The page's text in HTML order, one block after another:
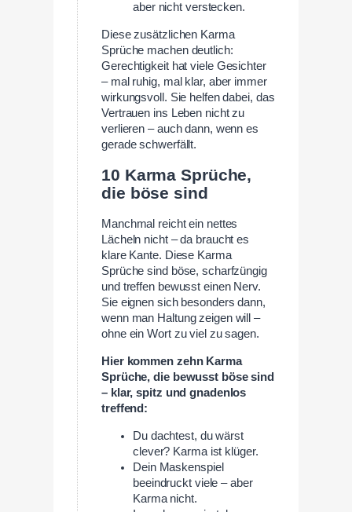
aber nicht verstecken.
Diese zusätzlichen Karma
Sprüche machen deutlich:
Gerechtigkeit hat viele Gesichter
– mal ruhig, mal klar, aber immer
wirkungsvoll. Sie helfen dabei, das
Vertrauen ins Leben nicht zu
verlieren – auch dann, wenn es
gerade schwerfällt.
10 Karma Sprüche,
die böse sind
Manchmal reicht ein nettes
Lächeln nicht – da braucht es
klare Kante. Diese Karma
Sprüche sind böse, scharfzüngig
und treffen bewusst einen Nerv.
Sie eignen sich besonders dann,
wenn man Haltung zeigen will –
ohne ein Wort zu viel zu sagen.
Hier kommen zehn Karma
Sprüche, die bewusst böse sind
– klar, spitz und gnadenlos
treffend:
Du dachtest, du wärst
clever? Karma ist klüger.
Dein Maskenspiel
beeindruckt viele – aber
Karma nicht.